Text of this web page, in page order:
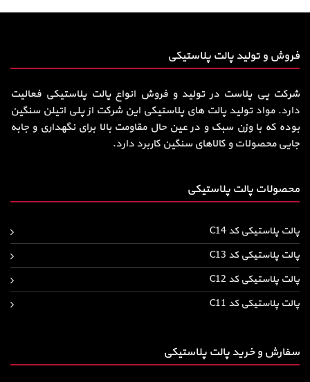
فروش و تولید پالت پلاستیکی
شرکت پی پلاست در تولید و فروش انواع پالت پلاستیکی فعالیت
دارد. مواد تولید پالت های پلاستیکی این شرکت از پلی اتیلن سنگین
بوده که با وزن سبک و در عین حال مقاومت بالا برای نگهداری و جابه
جایی محصولات و کالاهای سنگین کاربرد دارد.
محصولات پالت پلاستیکی
پالت پلاستیکی کد C14
پالت پلاستیکی کد C13
پالت پلاستیکی کد C12
پالت پلاستیکی کد C11
سفارش و خرید پالت پلاستیکی